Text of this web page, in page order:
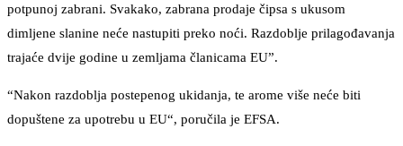
potpunoj zabrani. Svakako, zabrana prodaje čipsa s ukusom
dimljene slanine neće nastupiti preko noći. Razdoblje prilagođavanja
trajaće dvije godine u zemljama članicama EU”.
“Nakon razdoblja postepenog ukidanja, te arome više neće biti
dopuštene za upotrebu u EU“, poručila je EFSA.